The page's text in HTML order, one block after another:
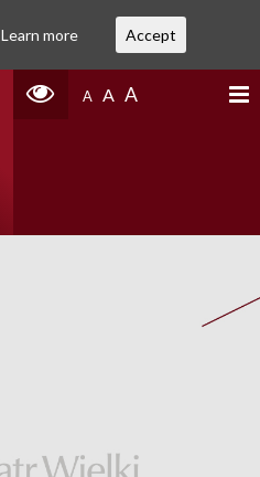
A A A
Learn more Accept